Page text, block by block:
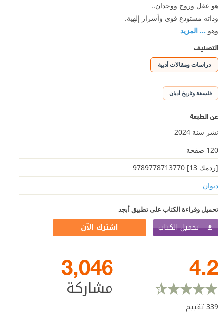
هو عقل وروح ووجدان..
وذاته مستودع قوى وأسرار إلهية.
وهو ... المزيد
التصنيف
دراسات ومقالات أدبية
فلسفة وتاريخ أديان
عن الطبعة
نشر سنة 2024
120 صفحة
[ردمك 13] 9789778713770
ديوان
تحميل وقراءة الكتاب على تطبيق أبجد
تحميل الكتاب اشترك الآن
4.2
339تقييم
3,046
مشاركة